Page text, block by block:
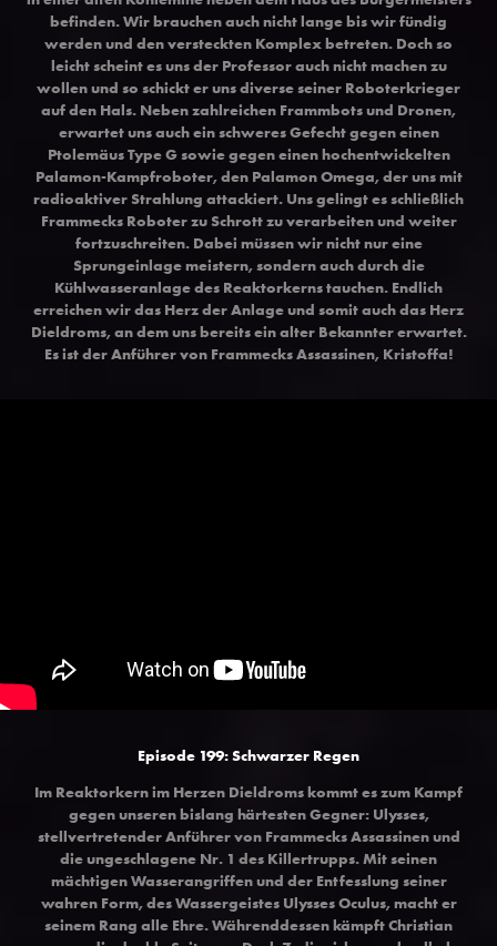
befinden. Wir brauchen auch nicht lange bis wir fündig
werden und den versteckten Komplex betreten. Doch so
leicht scheint es uns der Professor auch nicht machen zu
wollen und so schickt er uns diverse seiner Roboterkrieger
auf den Hals. Neben zahlreichen Frammbots und Dronen,
erwartet uns auch ein schweres Gefecht gegen einen
Ptolemäus Type G sowie gegen einen hochentwickelten
Palamon-Kampfroboter, den Palamon Omega, der uns mit
radioaktiver Strahlung attackiert. Uns gelingt es schließlich
Frammecks Roboter zu Schrott zu verarbeiten und weiter
fortzuschreiten. Dabei müssen wir nicht nur eine
Sprungeinlage meistern, sondern auch durch die
Kühlwasseranlage des Reaktorkerns tauchen. Endlich
erreichen wir das Herz der Anlage und somit auch das Herz
Dieldroms, an dem uns bereits ein alter Bekannter erwartet.
Es ist der Anführer von Frammecks Assassinen, Kristoffa!
Episode 199: Schwarzer Regen
Im Reaktorkern im Herzen Dieldroms kommt es zum Kampf
gegen unseren bislang härtesten Gegner: Ulysses,
stellvertretender Anführer von Frammecks Assassinen und
die ungeschlagene Nr. 1 des Killertrupps. Mit seinen
mächtigen Wasserangriffen und der Entfesslung seiner
wahren Form, des Wassergeistes Ulysses Oculus, macht er
seinem Rang alle Ehre. Währenddessen kämpft Christian